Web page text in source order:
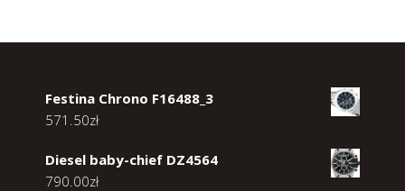
Festina Chrono F16488_3
571.50zł
Diesel baby-chief DZ4564
790.00zł